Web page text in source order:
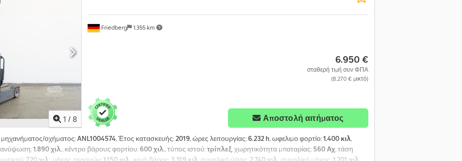
1 / 8
Friedberg 1.355 km
6.950 €
σταθερή τιμή συν ΦΠΑ
(8.270 € μικτό)
Αποστολή αιτήματος
μηχανήματος/οχήματος:ANL1004574, Έτος κατασκευής:2019, ώρες λειτουργίας:6.232 h, ωφελιμο φορτίο:1.400 κιλ,
ανύψωση:1.890 χιλ., κέντρο βάρους φορτίου:600 χιλ., τύπος ιστού:τρίπλεξ, χωρητικότητα μπαταρίας: 560 Αχ, τάση